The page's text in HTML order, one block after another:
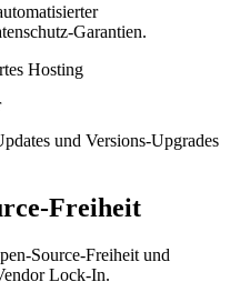
Garantien.
Hosting
und Versions-Upgrades
Freiheit
Source-Freiheit und
Lock-In.